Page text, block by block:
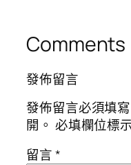
Comments
發佈留言
發佈留言必須填
開。 必填欄位標
留言*